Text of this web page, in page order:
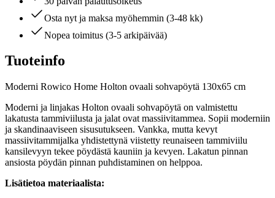
Osta nyt ja maksa myöhemmin (3-48 kk)
Nopea toimitus (3-5 arkipäivää)
Tuoteinfo
Moderni Rowico Home Holton ovaali sohvapöytä 130x65 cm
Moderni ja linjakas Holton ovaali sohvapöytä on valmistettu
lakatusta tammiviilusta ja jalat ovat massiivitammea. Sopii moderniin
ja skandinaaviseen sisusutukseen. Vankka, mutta kevyt
massiivitammijalka yhdistettynä viistetty reunaiseen tammiviilu
kansilevyyn tekee pöydästä kauniin ja kevyen. Lakatun pinnan
ansiosta pöydän pinnan puhdistaminen on helppoa.
Lisätietoa materiaalista: